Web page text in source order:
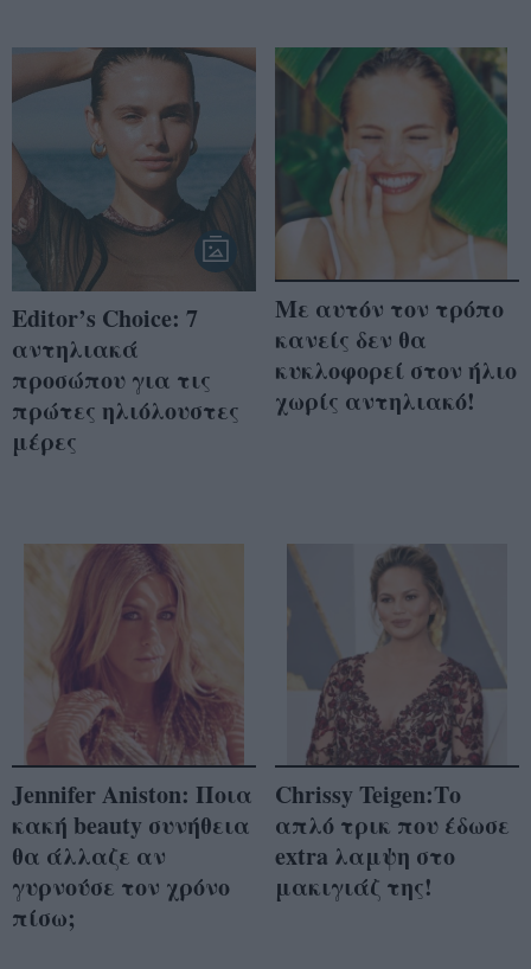
Editor’s Choice: 7
αντηλιακά
προσώπου για τις
πρώτες ηλιόλουστες
μέρες
Με αυτόν τον τρόπο
κανείς δεν θα
κυκλοφορεί στον ήλιο
χωρίς αντηλιακό!
Jennifer Aniston: Ποια
κακή beauty συνήθεια
θα άλλαζε αν
γυρνούσε τον χρόνο
πίσω;
Chrissy Teigen:Το
απλό τρικ που έδωσε
extra λαμψη στο
μακιγιάζ της!